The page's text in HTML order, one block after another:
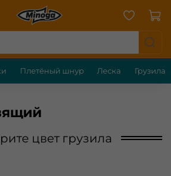
Плетёный шнур Леска Грузила
цвет грузила